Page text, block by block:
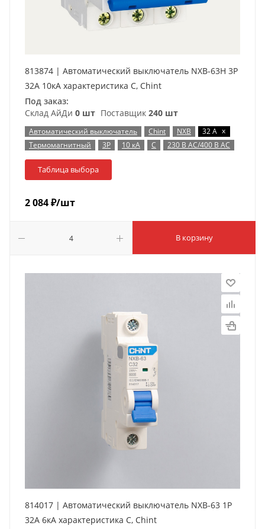
813874 | Автоматический выключатель NXB-63H 3P
32А 10кА характеристика C, Chint
Под заказ:
Склад АйДи 0 шт Поставщик 240 шт
Автоматический выключатель Chint NXB 32 А x
Термомагнитный
3P 10 кА C 230 В AC/400 В AC
Таблица выбора
2 084₽/шт
В корзину
814017 | Автоматический выключатель NXB-63 1P
32А 6кА характеристика C, Chint